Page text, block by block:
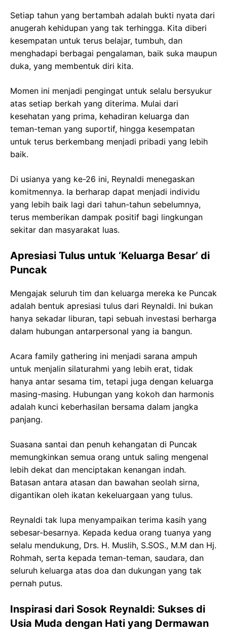
Setiap tahun yang bertambah adalah bukti nyata dari
anugerah kehidupan yang tak terhingga. Kita diberi
kesempatan untuk terus belajar, tumbuh, dan
menghadapi berbagai pengalaman, baik suka maupun
duka, yang membentuk diri kita.
Momen ini menjadi pengingat untuk selalu bersyukur
atas setiap berkah yang diterima. Mulai dari
kesehatan yang prima, kehadiran keluarga dan
teman-teman yang suportif, hingga kesempatan
untuk terus berkembang menjadi pribadi yang lebih
baik.
Di usianya yang ke-26 ini, Reynaldi menegaskan
komitmennya. Ia berharap dapat menjadi individu
yang lebih baik lagi dari tahun-tahun sebelumnya,
terus memberikan dampak positif bagi lingkungan
sekitar dan masyarakat luas.
Apresiasi Tulus untuk ‘Keluarga Besar’ di
Puncak
Mengajak seluruh tim dan keluarga mereka ke Puncak
adalah bentuk apresiasi tulus dari Reynaldi. Ini bukan
hanya sekadar liburan, tapi sebuah investasi berharga
dalam hubungan antarpersonal yang ia bangun.
Acara family gathering ini menjadi sarana ampuh
untuk menjalin silaturahmi yang lebih erat, tidak
hanya antar sesama tim, tetapi juga dengan keluarga
masing-masing. Hubungan yang kokoh dan harmonis
adalah kunci keberhasilan bersama dalam jangka
panjang.
Suasana santai dan penuh kehangatan di Puncak
memungkinkan semua orang untuk saling mengenal
lebih dekat dan menciptakan kenangan indah.
Batasan antara atasan dan bawahan seolah sirna,
digantikan oleh ikatan kekeluargaan yang tulus.
Reynaldi tak lupa menyampaikan terima kasih yang
sebesar-besarnya. Kepada kedua orang tuanya yang
selalu mendukung, Drs. H. Muslih, S.SOS., M.M dan Hj.
Rohmah, serta kepada teman-teman, saudara, dan
seluruh keluarga atas doa dan dukungan yang tak
pernah putus.
Inspirasi dari Sosok Reynaldi: Sukses di
Usia Muda dengan Hati yang Dermawan